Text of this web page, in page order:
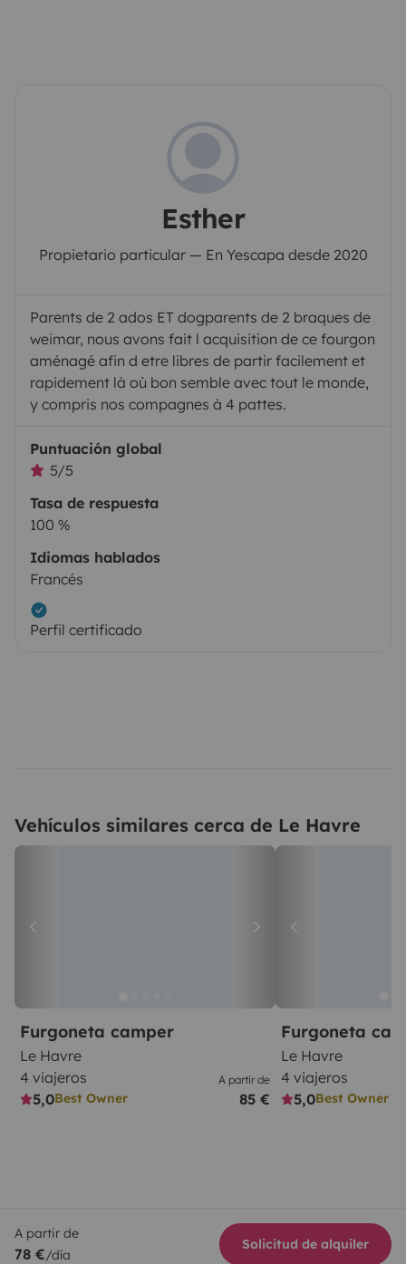
Esther
Propietario particular — En Yescapa desde 2020
Parents de 2 ados ET dogparents de 2 braques de
weimar, nous avons fait l acquisition de ce fourgon
aménagé afin d etre libres de partir facilement et
rapidement là où bon semble avec tout le monde,
y compris nos compagnes à 4 pattes.
Puntuación global
5/5
Tasa de respuesta
100 %
Idiomas hablados
Francés
Perfil certificado
Vehículos similares cerca de Le Havre
Furgoneta camper
Le Havre
4 viajeros
5,0Best Owner
A partir de
85 €
Furgoneta
Le Havre
4 viajeros
5,0Best Owner
A partir de
78 €/día
Solicitud de alquiler